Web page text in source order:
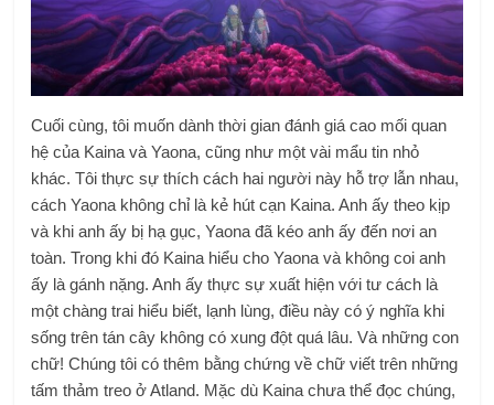
Cuối cùng, tôi muốn dành thời gian đánh giá cao mối quan
hệ của Kaina và Yaona, cũng như một vài mẩu tin nhỏ
khác. Tôi thực sự thích cách hai người này hỗ trợ lẫn nhau,
cách Yaona không chỉ là kẻ hút cạn Kaina. Anh ấy theo kịp
và khi anh ấy bị hạ gục, Yaona đã kéo anh ấy đến nơi an
toàn. Trong khi đó Kaina hiểu cho Yaona và không coi anh
ấy là gánh nặng. Anh ấy thực sự xuất hiện với tư cách là
một chàng trai hiểu biết, lạnh lùng, điều này có ý nghĩa khi
sống trên tán cây không có xung đột quá lâu. Và những con
chữ! Chúng tôi có thêm bằng chứng về chữ viết trên những
tấm thảm treo ở Atland. Mặc dù Kaina chưa thể đọc chúng,